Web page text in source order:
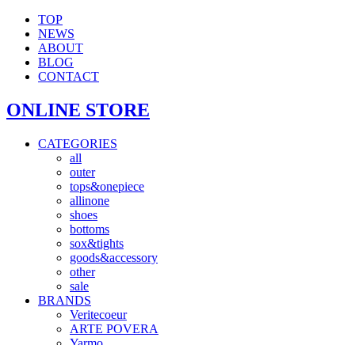
TOP
NEWS
ABOUT
BLOG
CONTACT
ONLINE STORE
CATEGORIES
all
outer
tops&onepiece
allinone
shoes
bottoms
sox&tights
goods&accessory
other
sale
BRANDS
Veritecoeur
ARTE POVERA